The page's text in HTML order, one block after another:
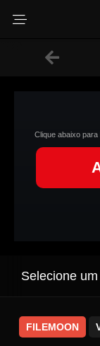
Clique abaixo
Selecione
FILEMOON